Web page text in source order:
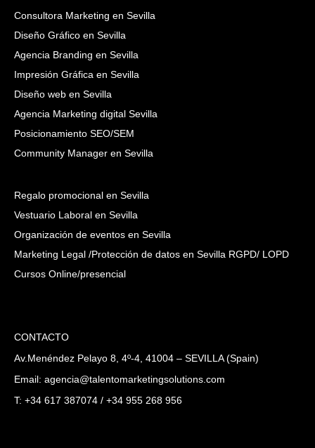
Consultora Marketing en Sevilla
Diseño Gráfico en Sevilla
Agencia Branding en Sevilla
Impresión Gráfica en Sevilla
Diseño web en Sevilla
Agencia Marketing digital Sevilla
Posicionamiento SEO/SEM
Community Manager en Sevilla
Regalo promocional en Sevilla
Vestuario Laboral en Sevilla
Organización de eventos en Sevilla
Marketing Legal /Protección de datos en Sevilla RGPD/ LOPD
Cursos Online/presencial
CONTACTO
Av.Menéndez Pelayo 8, 4º-4, 41004 – SEVILLA (Spain)
Email: agencia@talentomarketingsolutions.com
T: +34 617 387074 / +34 955 268 956